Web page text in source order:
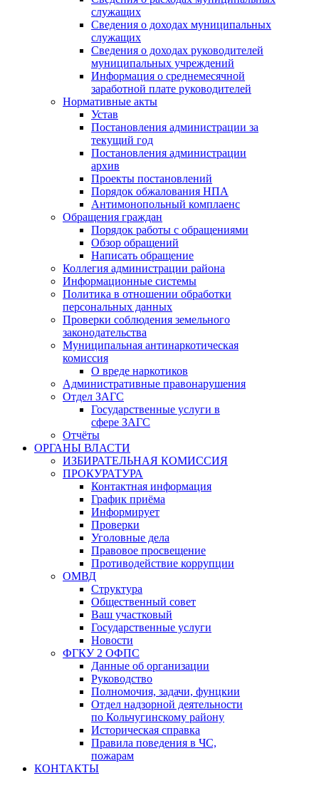
служащих
Сведения о доходах муниципальных
служащих
Сведения о доходах руководителей
муниципальных учреждений
Информация о среднемесячной
заработной плате руководителей
Нормативные акты
Устав
Постановления администрации за
текущий год
Постановления администрации
архив
Проекты постановлений
Порядок обжалования НПА
Антимонопольный комплаенс
Обращения граждан
Порядок работы с обращениями
Обзор обращений
Написать обращение
Коллегия администрации района
Информационные системы
Политика в отношении обработки
персональных данных
Проверки соблюдения земельного
законодательства
Муниципальная антинаркотическая
комиссия
О вреде наркотиков
Административные правонарушения
Отдел ЗАГС
Государственные услуги в
сфере ЗАГС
Отчёты
ОРГАНЫ ВЛАСТИ
ИЗБИРАТЕЛЬНАЯ КОМИССИЯ
ПРОКУРАТУРА
Контактная информация
График приёма
Информирует
Проверки
Уголовные дела
Правовое просвещение
Противодействие коррупции
ОМВД
Структура
Общественный совет
Ваш участковый
Государственные услуги
Новости
ФГКУ 2 ОФПС
Данные об организации
Руководство
Полномочия, задачи, фунцкии
Отдел надзорной деятельности
по Кольчугинскому району
Историческая справка
Правила поведения в ЧС,
пожарам
КОНТАКТЫ